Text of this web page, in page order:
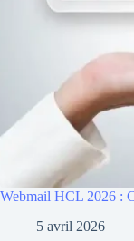
Webmail HCL 2026 :
5 avril 2026